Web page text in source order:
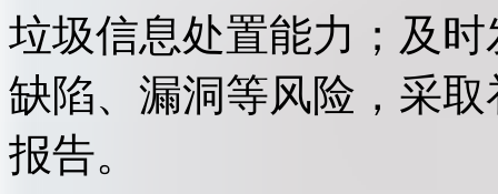
垃圾信息处置能力；及
缺陷、漏洞等风险，采
报告。